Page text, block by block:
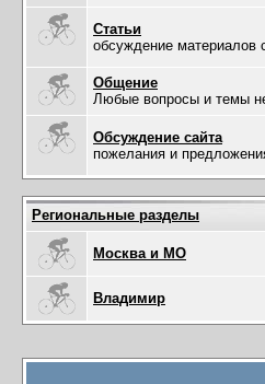
Статьи
обсуждение материалов
Общение
Любые вопросы и темы
Обсуждение сайта
пожелания и
Региональные разделы
Москва и МО
Владимир